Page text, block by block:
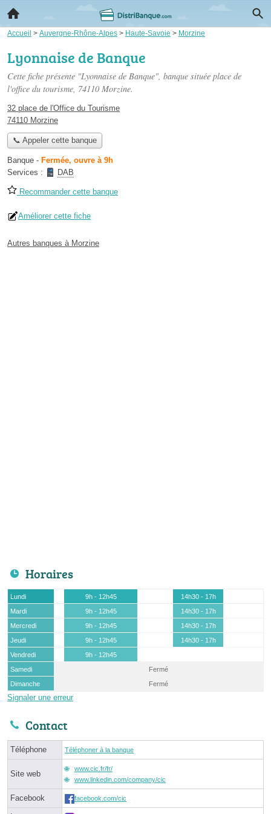
Accueil > Auvergne-Rhône-Alpes > Haute-Savoie > Morzine
Lyonnaise de Banque
Cette fiche présente "Lyonnaise de Banque", banque située place de
l'office du tourisme, 74110 Morzine.
32 place de l'Office du Tourisme
74110 Morzine
📞 Appeler cette banque
Banque - Fermée, ouvre à 9h
Services :
DAB
Recommander cette banque
Améliorer cette fiche
Autres banques à Morzine
Horaires
Lundi 9h - 12h45
14h30 - 17h
Mardi
9h - 12h45
14h30 - 17h
Mercredi
9h - 12h45
14h30 - 17h
Jeudi
9h - 12h45
14h30 - 17h
Vendredi
9h - 12h45
Samedi
Fermé
Dimanche
Fermé
Signaler une erreur
Contact
Téléphone Téléphoner à la banque
Site web
www.cic.fr/fr/
www.linkedin.com/company/cic
Facebook facebook.com/cic